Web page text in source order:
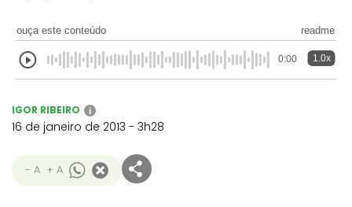
ouça este conteúdo readme
0:00 1.0x
IGOR RIBEIRO i
16 de janeiro de 2013 - 3h28
- A + A